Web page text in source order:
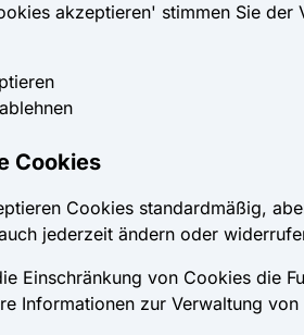
akzeptieren' stimmen Sie
Cookies
Cookies standardmäßig,
jederzeit ändern oder
Einschränkung von Cookies die
Informationen zur Verwaltung